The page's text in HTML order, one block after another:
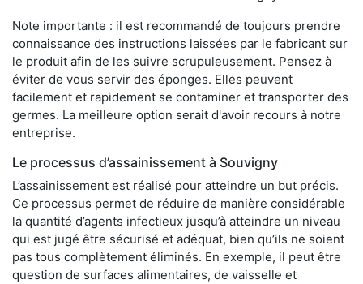
Note importante : il est recommandé de toujours prendre
connaissance des instructions laissées par le fabricant sur
le produit afin de les suivre scrupuleusement. Pensez à
éviter de vous servir des éponges. Elles peuvent
facilement et rapidement se contaminer et transporter des
germes. La meilleure option serait d'avoir recours à notre
entreprise.
Le processus d’assainissement à Souvigny
L’assainissement est réalisé pour atteindre un but précis.
Ce processus permet de réduire de manière considérable
la quantité d’agents infectieux jusqu’à atteindre un niveau
qui est jugé être sécurisé et adéquat, bien qu’ils ne soient
pas tous complètement éliminés. En exemple, il peut être
question de surfaces alimentaires, de vaisselle et